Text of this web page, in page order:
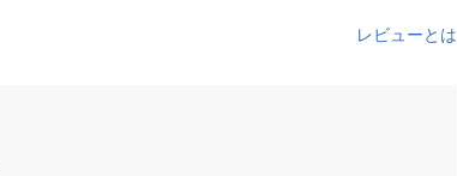
レビューとは